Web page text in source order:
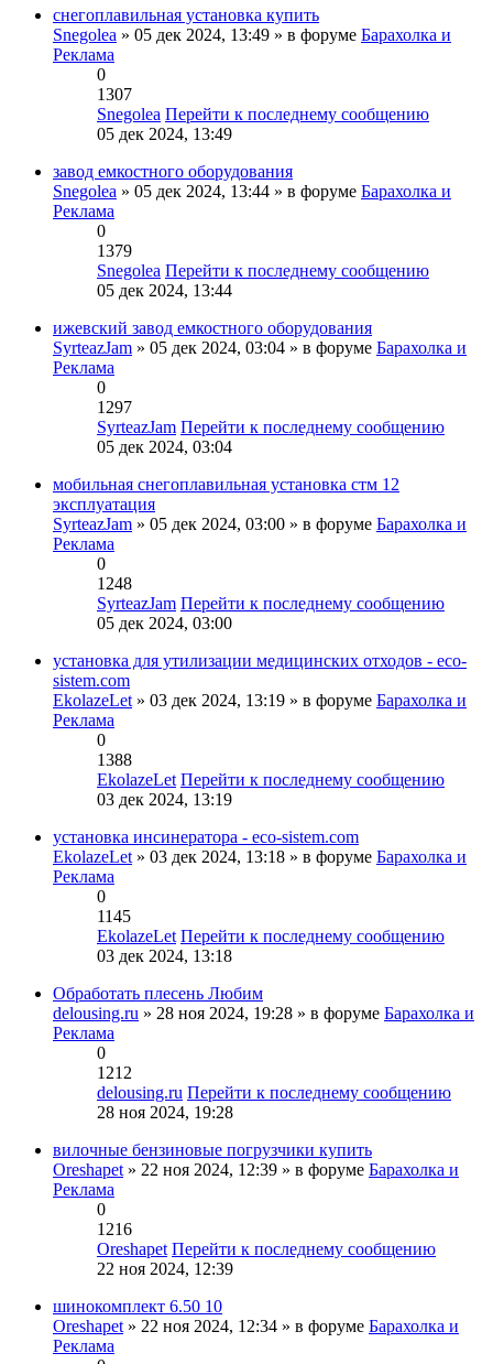
снегоплавильная установка купить
Snegolea » 05 дек 2024, 13:49 » в форуме Барахолка и
Реклама
0
1307
Snegolea Перейти к последнему сообщению
05 дек 2024, 13:49
завод емкостного оборудования
Snegolea » 05 дек 2024, 13:44 » в форуме Барахолка и
Реклама
0
1379
Snegolea Перейти к последнему сообщению
05 дек 2024, 13:44
ижевский завод емкостного оборудования
SyrteazJam » 05 дек 2024, 03:04 » в форуме Барахолка и
Реклама
0
1297
SyrteazJam Перейти к последнему сообщению
05 дек 2024, 03:04
мобильная снегоплавильная установка стм 12
эксплуатация
SyrteazJam » 05 дек 2024, 03:00 » в форуме Барахолка и
Реклама
0
1248
SyrteazJam Перейти к последнему сообщению
05 дек 2024, 03:00
установка для утилизации медицинских отходов - eco-
sistem.com
EkolazeLet» 03 дек 2024, 13:19 » в форуме Барахолка и
Реклама
0
1388
EkolazeLet Перейти к последнему сообщению
03 дек 2024, 13:19
установка инсинератора - eco-sistem.com
EkolazeLet» 03 дек 2024, 13:18 » в форуме Барахолка и
Реклама
0
1145
EkolazeLet Перейти к последнему сообщению
03 дек 2024, 13:18
Обработать плесень Любим
delousing.ru » 28 ноя 2024, 19:28 » в форуме Барахолка и
Реклама
0
1212
delousing.ru Перейти к последнему сообщению
28 ноя 2024, 19:28
вилочные бензиновые погрузчики купить
Oreshapet» 22 ноя 2024, 12:39 » в форуме Барахолка и
Реклама
0
1216
Oreshapet Перейти к последнему сообщению
22 ноя 2024, 12:39
шинокомплект 6.50 10
Oreshapet» 22 ноя 2024, 12:34 » в форуме Барахолка и
Реклама